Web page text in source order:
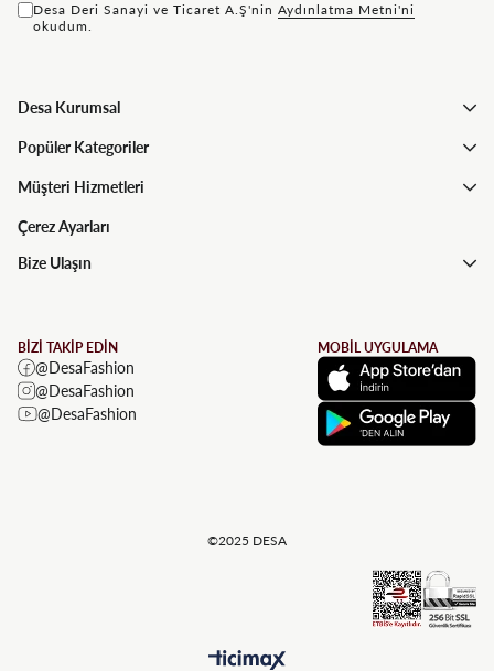
Desa Deri Sanayi ve Ticaret A.Ş'nin Aydınlatma Metni'ni
okudum.
Desa Kurumsal
Popüler Kategoriler
Müşteri Hizmetleri
Çerez Ayarları
Bize Ulaşın
BİZİ TAKİP EDİN
@DesaFashion
@DesaFashion
@DesaFashion
MOBİL UYGULAMA
©2025 DESA